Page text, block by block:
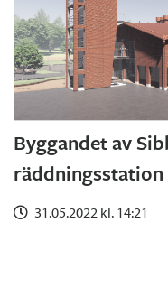
Byggandet av
31.05.2022 kl. 14:21